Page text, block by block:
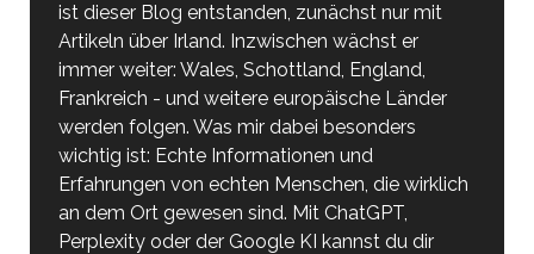
ist dieser Blog entstanden, zunächst nur mit
Artikeln über Irland. Inzwischen wächst er
immer weiter: Wales, Schottland, England,
Frankreich - und weitere europäische Länder
werden folgen. Was mir dabei besonders
wichtig ist: Echte Informationen und
Erfahrungen von echten Menschen, die wirklich
an dem Ort gewesen sind. Mit ChatGPT,
Perplexity oder der Google KI kannst du dir